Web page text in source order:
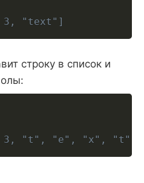
"text"]
строку в список и
3, "t", "e", "x", "t"]